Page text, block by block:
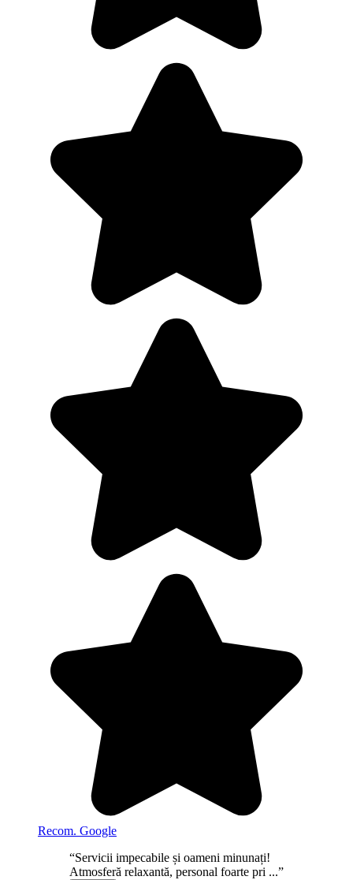
Recom. Google
“Servicii impecabile și oameni minunați!
Atmosferă relaxantă, personal foarte pri ...”